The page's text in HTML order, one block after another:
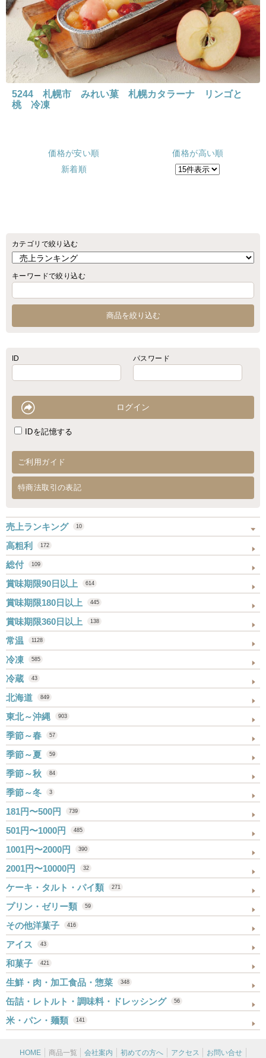
5244 札幌市 みれい菓 札幌カタラーナ リンゴと
桃 冷凍
価格が安い順
価格が高い順
新着順
カテゴリで絞り込む
キーワードで絞り込む
ID パスワード
IDを記憶する
ご利用ガイド
特商法取引の表記
売上ランキング 10
高粗利 172
総付 109
賞味期限90日以上 614
賞味期限180日以上 445
賞味期限360日以上 138
常温 1128
冷凍 585
冷蔵 43
北海道 849
東北～沖縄 903
季節～春 57
季節～夏 59
季節～秋 84
季節～冬 3
181円〜500円 739
501円〜1000円 485
1001円〜2000円 390
2001円〜10000円 32
ケーキ・タルト・パイ類 271
プリン・ゼリー類 59
その他洋菓子 416
アイス 43
和菓子 421
生鮮・肉・加工食品・惣菜 348
缶詰・レトルト・調味料・ドレッシング 56
米・パン・麺類 141
HOME 商品一覧 会社案内 初めての方へ アクセス お問い合せ